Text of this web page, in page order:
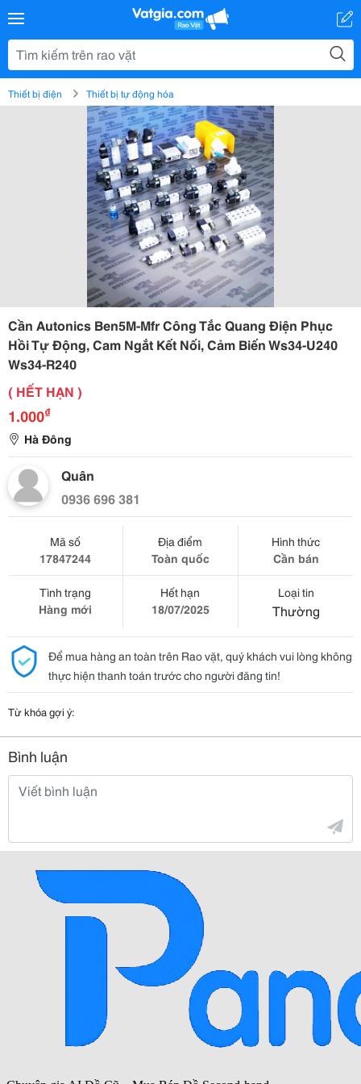
Thiết bị điện Thiết bị tự động hóa
Cần Autonics Ben5M-Mfr Công Tắc Quang Điện Phục
Hồi Tự Động, Cam Ngắt Kết Nối, Cảm Biến Ws34-U240
Ws34-R240
( HẾT HẠN )
1.000₫
Hà Đông
Quân
0936 696 381
Mã số
17847244
Địa điểm
Toàn quốc
Hình thức
Cần bán
Tình trạng
Hàng mới
Hết hạn
18/07/2025
Loại tin
Thường
Để mua hàng an toàn trên Rao vặt, quý khách vui lòng không
thực hiện thanh toán trước cho người đăng tin!
Từ khóa gợi ý:
Bình luận